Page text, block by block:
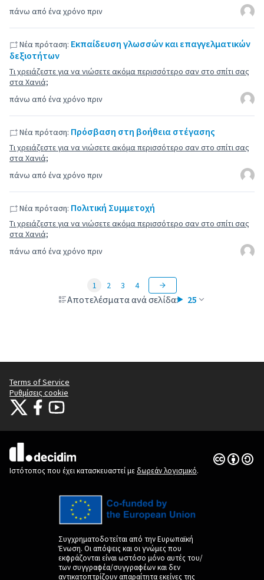
πάνω από ένα χρόνο πριν
πάνω από ένα χρόνο πριν
Νέα πρόταση: Εκπαίδευση γλωσσών και επαγγελματικών
δεξιοτήτων
Τι χρειάζεστε για να νιώσετε ακόμα περισσότερο σαν στο σπίτι σας
στα Χανιά;
πάνω από ένα χρόνο πριν
Νέα πρόταση: Πρόσβαση στη βοήθεια στέγασης
Τι χρειάζεστε για να νιώσετε ακόμα περισσότερο σαν στο σπίτι σας
στα Χανιά;
πάνω από ένα χρόνο πριν
Νέα πρόταση: Πολιτική Συμμετοχή
Τι χρειάζεστε για να νιώσετε ακόμα περισσότερο σαν στο σπίτι σας
στα Χανιά;
Αποτελέσματα ανά σελίδα: 25
1 2 3 4
Terms of Service
Ρυθμίσεις cookie
Citizens Participation Portal at X
Ο οργανισμός Citizens Participation Portal στο Facebook
Ο οργανισμός Citizens Participation Portal στο YouTube
(Εξωτερική σύνδεση)
Ιστότοπος που έχει κατασκευαστεί με δωρεάν λογισμικό.
Άδεια
(Εξωτερική
Συγχρηματοδοτείται από την Ευρωπαϊκή
Ένωση. Οι απόψεις και οι γνώμες που
εκφράζονται είναι ωστόσο μόνο αυτές του/
των συγγραφέα/συγγραφέων και δεν
αντικατοπτρίζουν απαραίτητα εκείνες της